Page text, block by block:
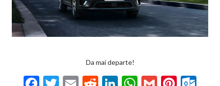
Da mai departe!